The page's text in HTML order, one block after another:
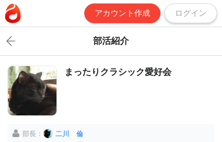
アカウント作成 ログイン
部活紹介
まったりクラシック愛好会
部長： 二川 倫